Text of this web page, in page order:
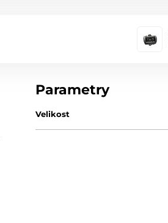
Parametry
Velikost